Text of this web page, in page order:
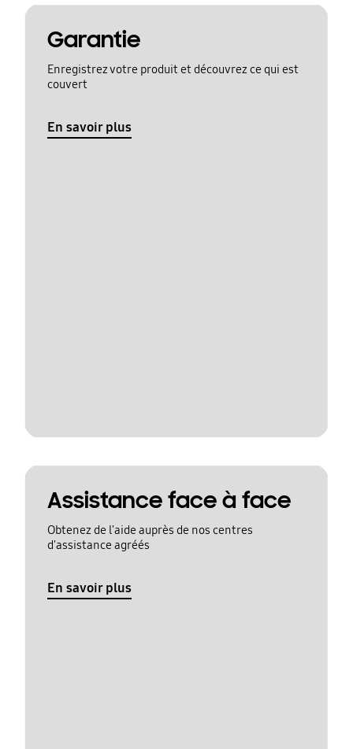
Garantie
Enregistrez votre produit et découvrez ce qui est
couvert
En savoir plus
Assistance face à face
Obtenez de l'aide auprès de nos centres
d'assistance agréés
En savoir plus